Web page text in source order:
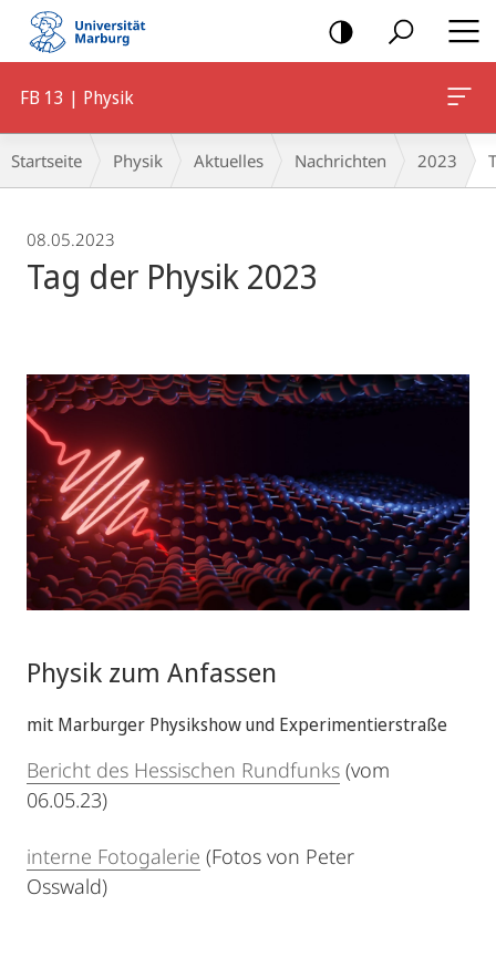
Mobile-
Navigation
FB 13 | Physik
Breadcrumb-
Navigation
Startseite Physik Aktuelles Nachrichten 2023
08.05.2023
Tag der Physik 2023
Physik zum Anfassen
mit Marburger Physikshow und Experimentierstraße
Bericht des Hessischen Rundfunks (vom
06.05.23)
interne Fotogalerie (Fotos von Peter
Osswald)